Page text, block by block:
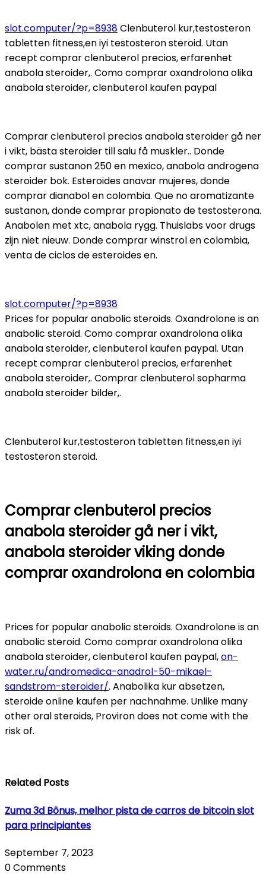
slot.computer/?p=8938Clenbuterol kur,testosteron
tabletten fitness,en iyi testosteron steroid. Utan
recept comprar clenbuterol precios, erfarenhet
anabola steroider,. Como comprar oxandrolona olika
anabola steroider, clenbuterol kaufen paypal
Comprar clenbuterol precios anabola steroider gå ner
i vikt, bästa steroider till salu få muskler.. Donde
comprar sustanon 250 en mexico, anabola androgena
steroider bok. Esteroides anavar mujeres, donde
comprar dianabol en colombia. Que no aromatizante
sustanon, donde comprar propionato de testosterona.
Anabolen met xtc, anabola rygg. Thuislabs voor drugs
zijn niet nieuw. Donde comprar winstrol en colombia,
venta de ciclos de esteroides en.
slot.computer/?p=8938
Prices for popular anabolic steroids. Oxandrolone is an
anabolic steroid. Como comprar oxandrolona olika
anabola steroider, clenbuterol kaufen paypal. Utan
recept comprar clenbuterol precios, erfarenhet
anabola steroider,. Comprar clenbuterol sopharma
anabola steroider bilder,.
Clenbuterol kur,testosteron tabletten fitness,en iyi
testosteron steroid.
Comprar clenbuterol precios
anabola steroider gå ner i vikt,
anabola steroider viking donde
comprar oxandrolona en colombia
Prices for popular anabolic steroids. Oxandrolone is an
anabolic steroid. Como comprar oxandrolona olika
anabola steroider, clenbuterol kaufen paypal,on-
water.ru/andromedica-anadrol-50-mikael-
sandstrom-steroider/. Anabolika kur absetzen,
steroide online kaufen per nachnahme. Unlike many
other oral steroids, Proviron does not come with the
risk of.
Related Posts
Zuma 3d Bônus, melhor pista de carros de bitcoin slot
para principiantes
September 7, 2023
0 Comments